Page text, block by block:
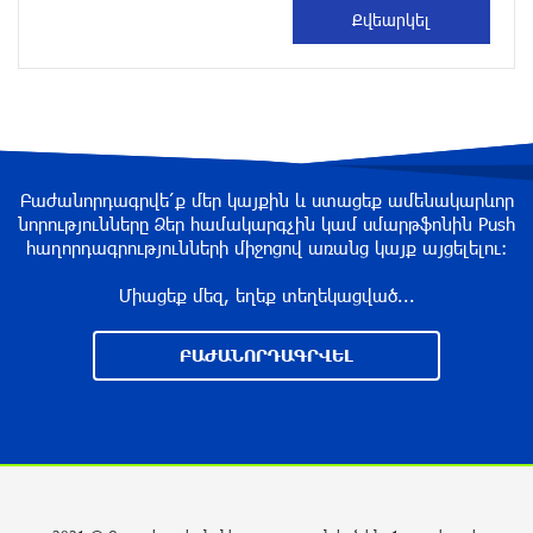
7 ժամ առաջ
7 ժամ առաջ
Կեղծ էջով քաղաքացիներին առաջարկվում է
մասնակցել խաղարկության․ զգուշացում
Հարավային Լիբանանում պայթյունի
հետևանքով զոհվել է առնվազն երկու
վիրավոր
Բաժանորդագրվե՛ք մեր կայքին և ստացեք ամենակարևոր
նորությունները Ձեր համակարգչին կամ սմարթֆոնին Push
հաղորդագրությունների միջոցով առանց կայք այցելելու։
Միացեք մեզ, եղեք տեղեկացված...
ԲԱԺԱՆՈՐԴԱԳՐՎԵԼ